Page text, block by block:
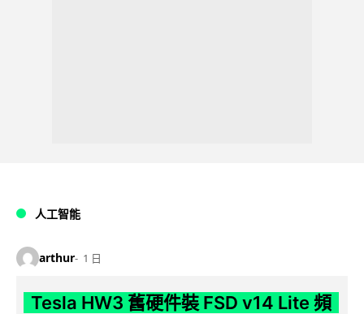
人工智能
arthur 1 日
Tesla HW3 舊硬件裝 FSD v14 Lite 頻